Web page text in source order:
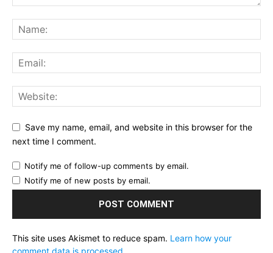
Save my name, email, and website in this browser for the
next time I comment.
Notify me of follow-up comments by email.
Notify me of new posts by email.
This site uses Akismet to reduce spam. Learn how your
comment data is processed.